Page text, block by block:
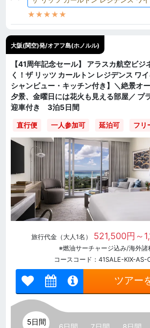
★★★★★
大阪(関空)発/オアフ島(ホノルル)
【41周年記念セール】 アラスカ航空ビジ
く！ザ リッツ カールトン レジデンス ワ
シャンビュー・キッチン付き】＼絶景オ
夕景、金曜日には花火も見える部屋／ プ
迎車付き 3泊5日間
直行便 一人参加可 延泊可 フリ
旅行代金（大人1名） 521,500円～
※燃油サーチャージ込み/海外諸
コースコード：41SALE-KIX-AS-
ツアー
5日間